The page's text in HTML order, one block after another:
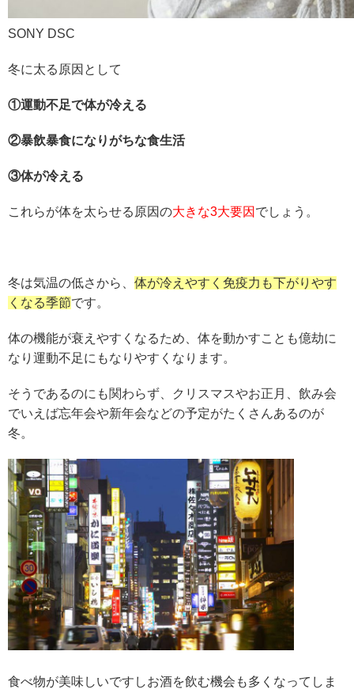
SONY DSC
冬に太る原因として
①運動不足で体が冷える
②暴飲暴食になりがちな食生活
③体が冷える
これらが体を太らせる原因の大きな3大要因 でしょう。
冬は気温の低さから、 体が冷えやすく免疫力も下がりやす
くなる季節です。
体の機能が衰えやすくなるため、体を動かすことも億劫に
なり運動不足にもなりやすくなります。
そうであるのにも関わらず、クリスマスやお正月、飲み会
でいえば忘年会や新年会などの予定がたくさんあるのが
冬。
食べ物が美味しいですしお酒を飲む機会も多くなってしま